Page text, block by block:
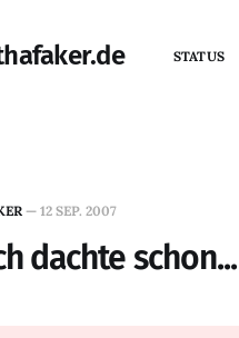
STATUS
— 12 SEP. 2007
dachte schon...